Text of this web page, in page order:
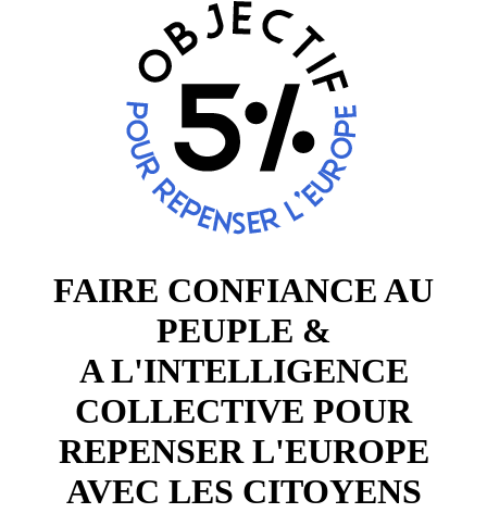
FAIRE CONFIANCE AU
PEUPLE &
A L'INTELLIGENCE
COLLECTIVE POUR
REPENSER L'EUROPE
AVEC LES CITOYENS